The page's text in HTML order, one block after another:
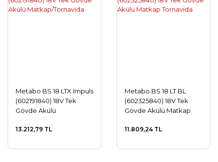
Metabo BS 18 LTX Impuls
(602191840) 18V Tek
Gövde Akülü
13.212,79 TL
Metabo BS 18 LT BL
(602325840) 18V Tek
Gövde Akülü Matkap
11.809,24 TL